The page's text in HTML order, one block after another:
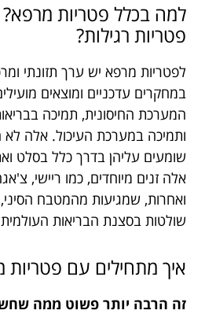
למה בכלל פטריות
פטריות רגילות?
לפטריות מרפא יש ערך תזונתי
במחקרים עדכניים ומוצאים
המערכת החיסונית, תמיכה
ותמיכה במערכת העיכול. אלה
שומעים עליהן בדרך כלל בסלט
אלה זנים מיוחדים, כמו ריישי,
ואחרות, שמגיעות מהמטבח הסיני,
שולטות בסצנת הבריאות
איך מתחילים עם פטריות
זה הרבה יותר פשוט ממה